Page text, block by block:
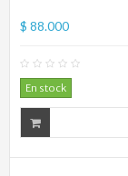
$ 88.000
En stock